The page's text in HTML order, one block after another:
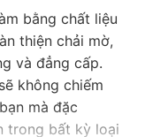
bằng chất liệu
thiện chải mờ,
và đẳng cấp.
không chiếm
mà đặc
trong bất kỳ loại